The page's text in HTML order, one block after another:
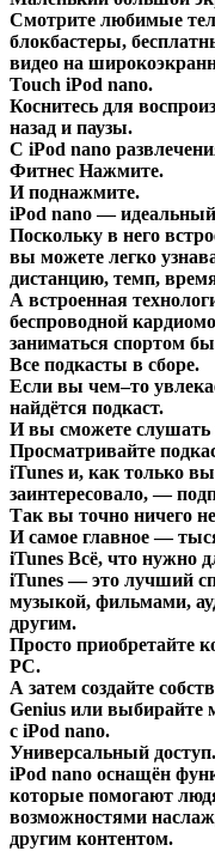
Смотрите любимые
блокбастеры,
видео на
Touch iPod nano.
Коснитесь для
назад и паузы.
С iPod nano
Фитнес Нажмите.
И поднажмите.
iPod nano —
Поскольку в него
вы можете легко
дистанцию, темп,
А встроенная
беспроводной
заниматься спортом
Все подкасты в сборе.
Если вы чем–то
найдётся подкаст.
И вы сможете слушать
Просматривайте
iTunes и, как только
заинтересовало, —
Так вы точно ничего
И самое главное —
iTunes Всё, что нужно
iTunes — это лучший
музыкой, фильмами,
другим.
Просто приобретайте
PC.
А затем создайте
Genius или выбирайте
с iPod nano.
Универсальный доступ.
iPod nano оснащён
которые помогают
возможностями
другим контентом.